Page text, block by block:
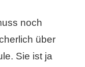
noch
über
Sie ist ja